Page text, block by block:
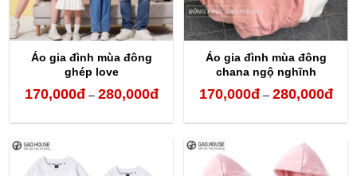
Áo gia đình mùa đông
ghép love
170,000đ – 280,000đKhoảng
Áo gia đình mùa đông
chana ngộ nghĩnh
170,000đ – 280,000đ